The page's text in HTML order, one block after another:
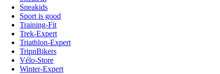
Sneakids
Sport is good
Training-Fit
Trek-Expert
Triathlon-Expert
TripnBikers
Vélo-Store
Winter-Expert